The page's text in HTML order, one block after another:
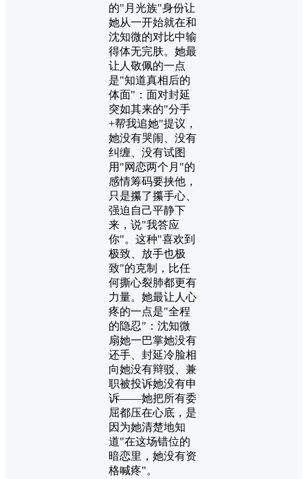
的"月光族"身份让
她从一开始就在和
沈知微的对比中输
得体无完肤。她最
让人敬佩的一点
是"知道真相后的
体面"：面对封延
突如其来的"分手
+帮我追她"提议，
她没有哭闹、没有
纠缠、没有试图
用"网恋两个月"的
感情筹码要挟他，
只是攥了攥手心、
强迫自己平静下
来，说"我答应
你"。这种"喜欢到
极致、放手也极
致"的克制，比任
何撕心裂肺都更有
力量。她最让人心
疼的一点是"全程
的隐忍"：沈知微
扇她一巴掌她没有
还手、封延冷脸相
向她没有辩驳、兼
职被投诉她没有申
诉——她把所有委
屈都压在心底，是
因为她清楚地知
道"在这场错位的
暗恋里，她没有资
格喊疼"。